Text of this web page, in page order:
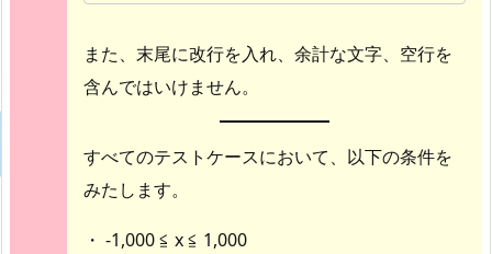
また、末尾に改行を入れ、余計な文字、空行を
含んではいけません。
すべてのテストケースにおいて、以下の条件を
みたします。
・ -1,000 ≦ x ≦ 1,000